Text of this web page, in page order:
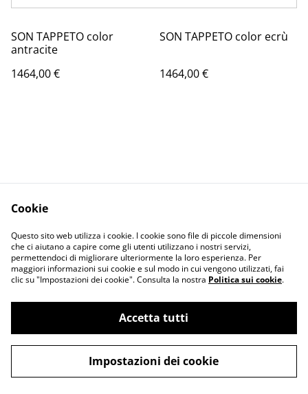
SON TAPPETO color
antracite
1464,00 €
SON TAPPETO color ecrù
1464,00 €
Contact Us
Legal Terms
Privacy Policy
Cookie Policy
©2026Poemo Design
powered by
Cookie
Questo sito web utilizza i cookie. I cookie sono file di piccole dimensioni
che ci aiutano a capire come gli utenti utilizzano i nostri servizi,
permettendoci di migliorare ulteriormente la loro esperienza. Per
maggiori informazioni sui cookie e sul modo in cui vengono utilizzati, fai
clic su "Impostazioni dei cookie". Consulta la nostra Politica sui cookie.
Accetta tutti
Impostazioni dei cookie